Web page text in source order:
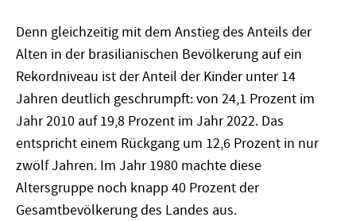
Denn gleichzeitig mit dem Anstieg des Anteils der
Alten in der brasilianischen Bevölkerung auf ein
Rekordniveau ist der Anteil der Kinder unter 14
Jahren deutlich geschrumpft: von 24,1 Prozent im
Jahr 2010 auf 19,8 Prozent im Jahr 2022. Das
entspricht einem Rückgang um 12,6 Prozent in nur
zwölf Jahren. Im Jahr 1980 machte diese
Altersgruppe noch knapp 40 Prozent der
Gesamtbevölkerung des Landes aus.